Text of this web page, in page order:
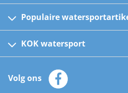
Populaire
Kinder reddingsvesten
Automatische
Zeilkleding
Zonnepanelen
KOK watersport
Klantenservice
Merken
Volg ons